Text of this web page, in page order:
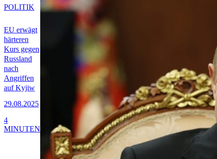
EU erwägt
härteren
Kurs gegen
Russland
nach
Angriffen
auf Kyjiw
29.08.2025
POLITIK
4
MINUTEN